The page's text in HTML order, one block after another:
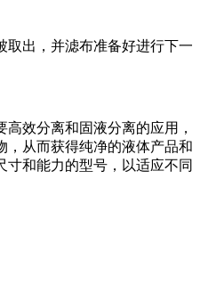
取出，并滤布准备好进行下一
效分离和固液分离的应用，
，从而获得纯净的液体产品和
寸和能力的型号，以适应不同